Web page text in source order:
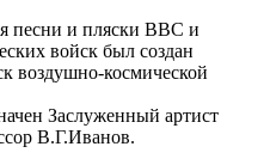
песни и пляски ВВС и
войск был создан
воздушно-космической
Заслуженный артист
В.Г.Иванов.